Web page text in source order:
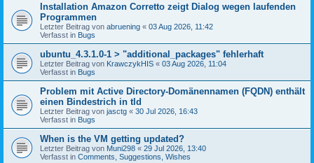
Installation Amazon Corretto zeigt Dialog wegen laufenden
Programmen
Letzter Beitrag von abruening « 03 Aug 2026, 11:42
Verfasst in Bugs
ubuntu_4.3.1.0-1 > "additional_packages" fehlerhaft
Letzter Beitrag von KrawczykHIS « 03 Aug 2026, 11:04
Verfasst in Bugs
Problem mit Active Directory-Domänennamen (FQDN) enthält
einen Bindestrich in tld
Letzter Beitrag von jasctg « 30 Jul 2026, 16:43
Verfasst in Bugs
When is the VM getting updated?
Letzter Beitrag von Muni298 « 29 Jul 2026, 13:40
Verfasst in Comments, Suggestions, Wishes